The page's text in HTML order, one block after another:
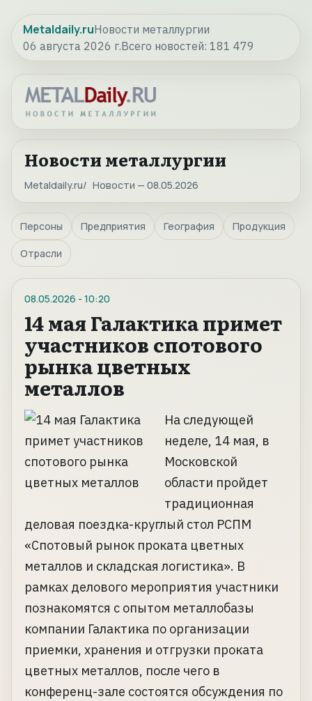
Metaldaily.ruНовости металлургии
06 августа 2026 г.Всего новостей: 181 479
Новости металлургии
Metaldaily.ru Новости — 08.05.2026
Персоны Предприятия География Продукция
Отрасли
08.05.2026 - 10:20
14 мая Галактика примет
участников спотового
рынка цветных
металлов
На следующей
неделе, 14 мая, в
Московской
области пройдет
традиционная
деловая поездка-круглый стол РСПМ
«Спотовый рынок проката цветных
металлов и складская логистика». В
рамках делового мероприятия участники
познакомятся с опытом металлобазы
компании Галактика по организации
приемки, хранения и отгрузки проката
цветных металлов, после чего в
конференц-зале состоятся обсуждения по